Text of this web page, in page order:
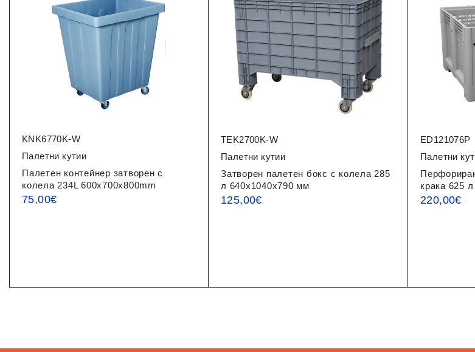
KNK6770K-W
Палетни кутии
Палетен контейнер затворен с
колела 234L 600x700x800mm
75,00€
TEK2700K-W
Палетни кутии
Затворен палетен бокс с колела 285
л 640x1040x790 мм
125,00€
ED121076P
Палетни
крака 625
220,00€